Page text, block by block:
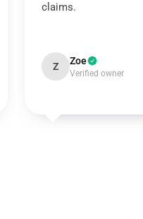
claims.
Z Zoe
Verified owner